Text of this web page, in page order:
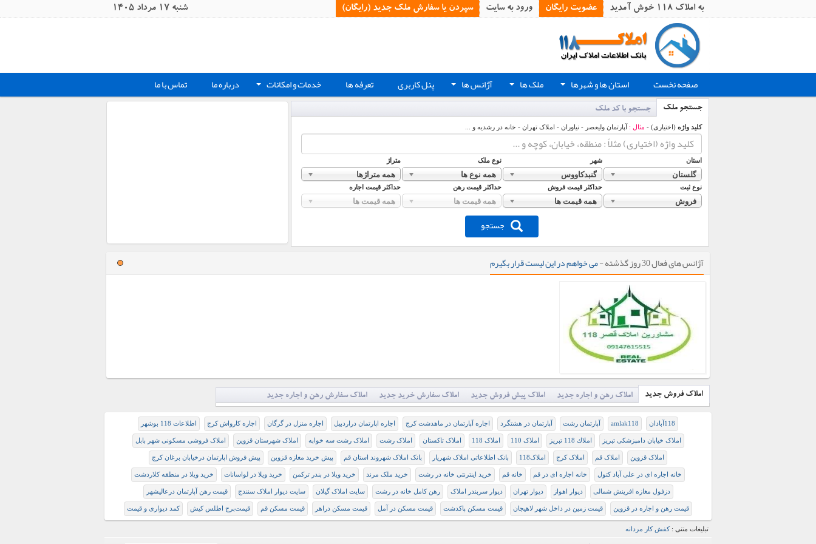
به املاک 118 خوش آمدید عضویت رایگان ورود به سایت سپردن یا سفارش ملک جدید (رایگان)‏ شنبه 17 مرداد 1405
صفحه نخست + استان ها و شهرها + ملک ها + آژانس ها پنل کاربری تعرفه ها + خدمات و امکانات درباره ما تماس با ما
جستجو ملک جستجو با کد ملک
کلید واژه (اختیاری) - مثال : آپارتمان ولیعصر - نیاوران - املاک تهران - خانه در رشدیه و ...
استان شهر نوع ملک متراژ
گلستان گنبدکاووس همه نوع ها همه متراژها
نوع ثبت حداکثر قیمت فروش حداکثر قیمت رهن حداکثر قیمت اجاره
فروش همه قیمت ها همه قیمت ها همه قیمت ها
جستجو
آژانس های فعال 30 روز گذشته - می خواهم در این لیست قرار بگیرم
املاک فروش جدید املاک رهن و اجاره جدید املاک پیش فروش جدید املاک سفارش خرید جدید املاک سفارش رهن و اجاره جدید
118آبادان amlak118 آپارتمان رشت آپارتمان در هشتگرد اجاره آپارتمان در ماهدشت کرج اجاره اپارتمان دراردبیل اجاره منزل در گرگان اجاره کارواش کرج اطلاعات 118 بوشهر
ﺍﻣﻼﮎ ﺧﻴﺎﺑﺎﻥ ﺩﺍﻣﭙﺰﺷﮑﯽ ﺗﺒﺮﻳﺰ املاك 118 تبريز املاک 110 املاک 118 املاک تاکستان املاک رشت املاک رشت سه خوابه املاک شهرستان قزوین املاک فروشی مسکونی شهر بابل
املاک قزوین املاک قم املاک کرج املاک118 بانک اطلاعاتی املاک شهریار بانک املاک شهروند استان قم پیش خرید مغازه قزوین پیش فروش اپارتمان درخیابان برغان کرج
خانه اجاره ای در علی آباد کتول خانه اجاره ای در قم خانه قم خرید اینترنتی خانه در رشت خرید ملک مرند خرید ویلا در بندر ترکمن خرید ویلا در لواسانات خرید ویلا در منطقه کلاردشت
دزفول مغازه افرینش شمالی دیوار اهواز دیوار تهران دیوار سربندر املاک رهن کامل خانه در رشت سایت املاک گیلان سایت دیوار املاک سنندج قیمت رهن آپارتمان درعالیشهر
قیمت رهن و اجاره در قزوین قیمت زمین در داخل شهر لاهیجان قیمت مسکن پاکدشت قیمت مسکن در آمل قیمت مسکن دراهر قیمت مسکن قم قیمت‌برج اطلس کیش کمد دیواری و قیمت
تبلیغات متنی :کفش کار مردانه